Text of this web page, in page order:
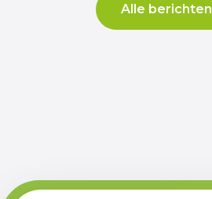
Alle berichten